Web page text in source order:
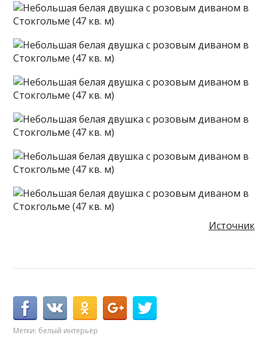
Источник
Метки: белый интерьер